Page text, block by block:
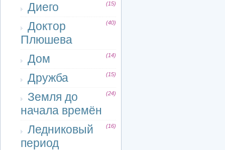
Диего (15)
Доктор
Плюшева
(40)
Дом (14)
Дружба (15)
Земля до
начала времён
(24)
Ледниковый
период
(16)